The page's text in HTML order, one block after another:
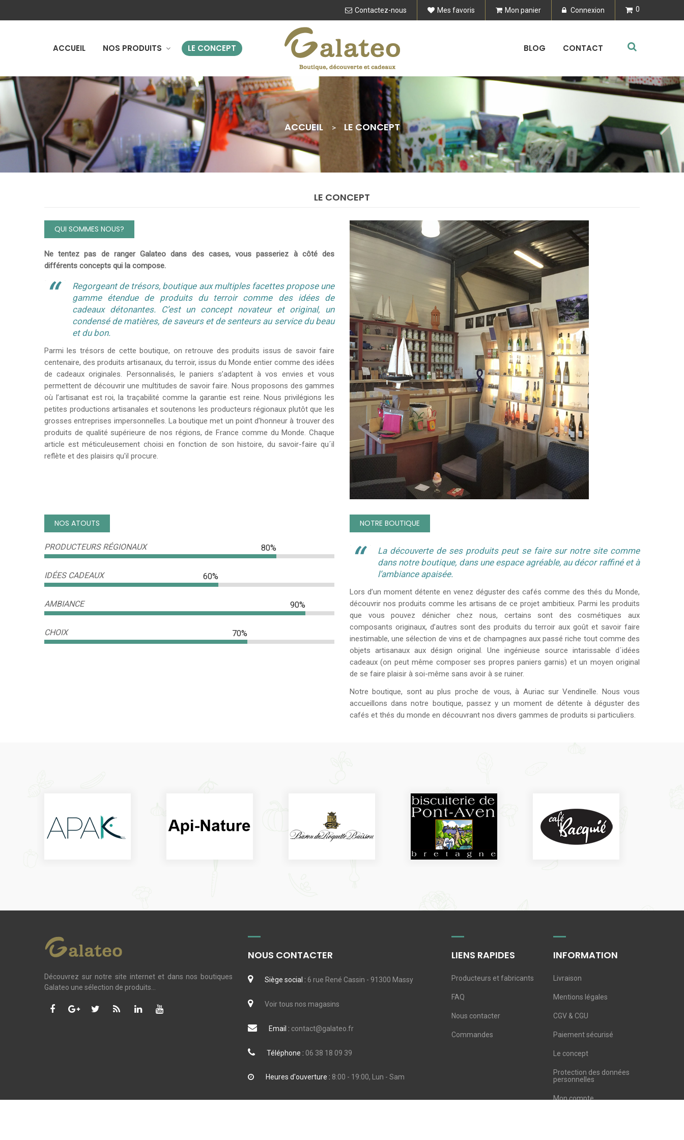
Contactez-nous Mes favoris Mon panier Connexion 0
ACCUEIL NOS PRODUITS LE CONCEPT CONTACT
BLOG
ACCUEIL LE CONCEPT
LE CONCEPT
QUI SOMMES NOUS?
Ne tentez pas de ranger Galateo dans des cases, vous passeriez à côté des
différents concepts qui la compose.
Regorgeant de trésors, boutique aux multiples facettes propose une
gamme étendue de produits du terroir comme des idées de
cadeaux détonantes. C’est un concept novateur et original, un
condensé de matières, de saveurs et de senteurs au service du beau
et du bon.
Parmi les trésors de cette boutique, on retrouve des produits issus de savoir faire
centenaire, des produits artisanaux, du terroir, issus du Monde entier comme des idées
de cadeaux originales. Personnalisés, le paniers s’adaptent à vos envies et vous
permettent de découvrir une multitudes de savoir faire. Nous proposons des gammes
où l’artisanat est roi, la traçabilité comme la garantie est reine. Nous privilégions les
petites productions artisanales et soutenons les producteurs régionaux plutôt que les
grosses entreprises impersonnelles. La boutique met un point d’honneur à trouver des
produits de qualité supérieure de nos régions, de France comme du Monde. Chaque
article est méticuleusement choisi en fonction de son histoire, du savoir-faire qu´il
reflète et des plaisirs qu'il procure.
NOS ATOUTS
PRODUCTEURS RÉGIONAUX 80%
IDÉES CADEAUX 60%
AMBIANCE 90%
CHOIX 70%
NOTRE BOUTIQUE
La découverte de ses produits peut se faire sur notre site comme
dans notre boutique, dans une espace agréable, au décor raffiné et à
l’ambiance apaisée.
Lors d’un moment détente en venez déguster des cafés comme des thés du Monde,
découvrir nos produits comme les artisans de ce projet ambitieux. Parmi les produits
que vous pouvez dénicher chez nous, certains sont des cosmétiques aux
composants originaux, d’autres sont des produits du terroir aux goût et savoir faire
inestimable, une sélection de vins et de champagnes aux passé riche tout comme des
objets artisanaux aux désign original. Une ingénieuse source intarissable d´idées
cadeaux (on peut même composer ses propres paniers garnis) et un moyen original
de se faire plaisir à soi-même sans avoir à se ruiner.
Notre boutique, sont au plus proche de vous, à Auriac sur Vendinelle. Nous vous
accueillons dans notre boutique, passez y un moment de détente à déguster des
cafés et thés du monde en découvrant nos divers gammes de produits si particuliers.
Découvrez sur notre site internet et dans nos boutiques
Galateo une sélection de produits...
NOUS CONTACTER
Siège social : 6 rue René Cassin - 91300 Massy
Voir tous nos magasins
Email : contact@galateo.fr
Téléphone : 06 38 18 09 39
Heures d'ouverture : 8:00 - 19:00, Lun - Sam
LIENS RAPIDES
Producteurs et fabricants
FAQ
Nous contacter
Commandes
INFORMATION
Livraison
Mentions légales
CGV & CGU
Paiement sécurisé
Le concept
Protection des données
personnelles
Mon compte